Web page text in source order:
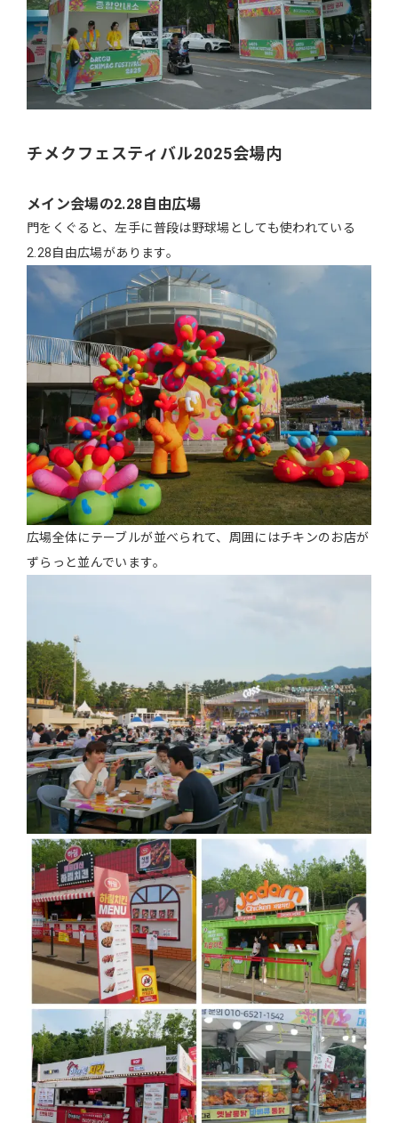
チメクフェスティバル2025会場内
メイン会場の2.28自由広場
門をくぐると、左手に普段は野球場としても使われている
2.28自由広場があります。
広場全体にテーブルが並べられて、周囲にはチキンのお店が
ずらっと並んでいます。